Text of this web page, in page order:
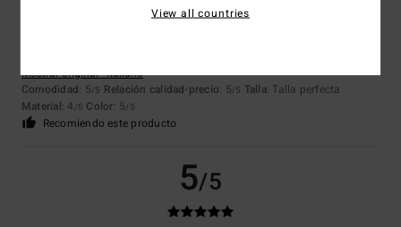
Mostrar original - Italiano
Comodidad: 5/5 Relación calidad-precio: 5/5 Talla: Talla perfecta
Material: 4 /5 Color: 5/5
Recomiendo este producto
5/5
View all countries